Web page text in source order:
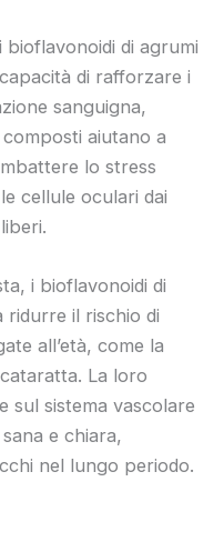
di agrumi
di rafforzare i
sanguigna,
aiutano a
lo stress
cellule oculari dai
i bioflavonoidi di
il rischio di
all’età, come la
La loro
sul sistema vascolare
e chiara,
nel lungo periodo.